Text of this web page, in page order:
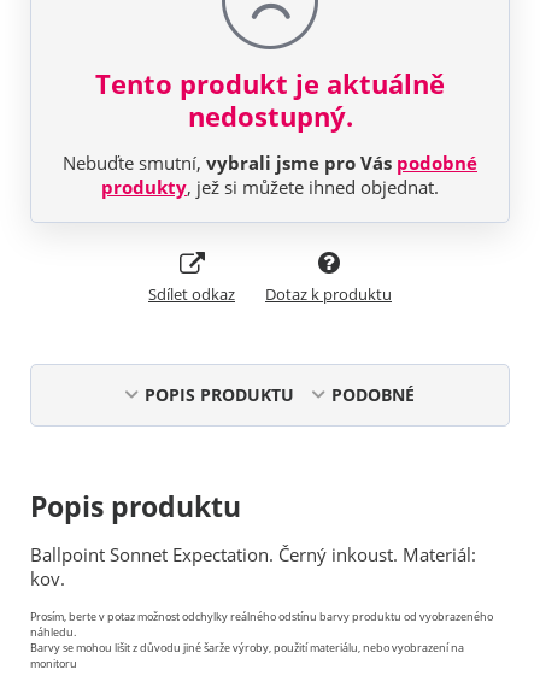
Tento produkt je aktuálně
nedostupný.
Nebuďte smutní, vybrali jsme pro Vás podobné
produkty, jež si můžete ihned objednat.
Sdílet odkaz Dotaz k produktu
POPIS PRODUKTU PODOBNÉ
Popis produktu
Ballpoint Sonnet Expectation. Černý inkoust. Materiál:
kov.
Prosím, berte v potaz možnost odchylky reálného odstínu barvy produktu od vyobrazeného
náhledu.
Barvy se mohou lišit z důvodu jiné šarže výroby, použití materiálu, nebo vyobrazení na
monitoru